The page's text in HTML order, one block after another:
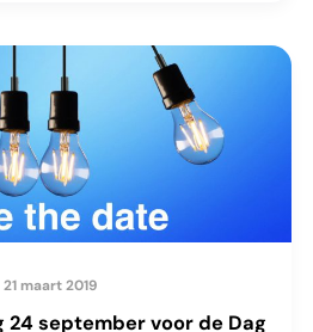
21 maart 2019
24 september voor de Dag